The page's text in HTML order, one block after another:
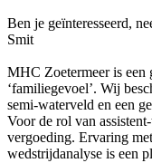
Ben je geïnteresseerd,
Smit
MHC Zoetermeer is een
‘familiegevoel’. Wij
semi-waterveld en een
Voor de rol van
vergoeding. Ervaring
wedstrijdanalyse is een